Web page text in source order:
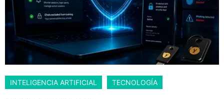
INTELIGENCIA ARTIFICIAL TECNOLOGÍA